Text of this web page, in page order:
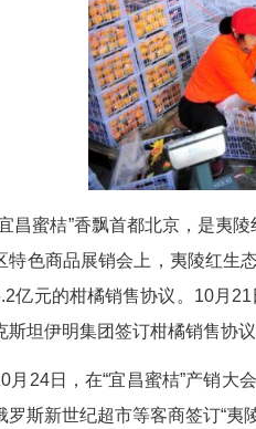
市民尝到新鲜的峡江特产。